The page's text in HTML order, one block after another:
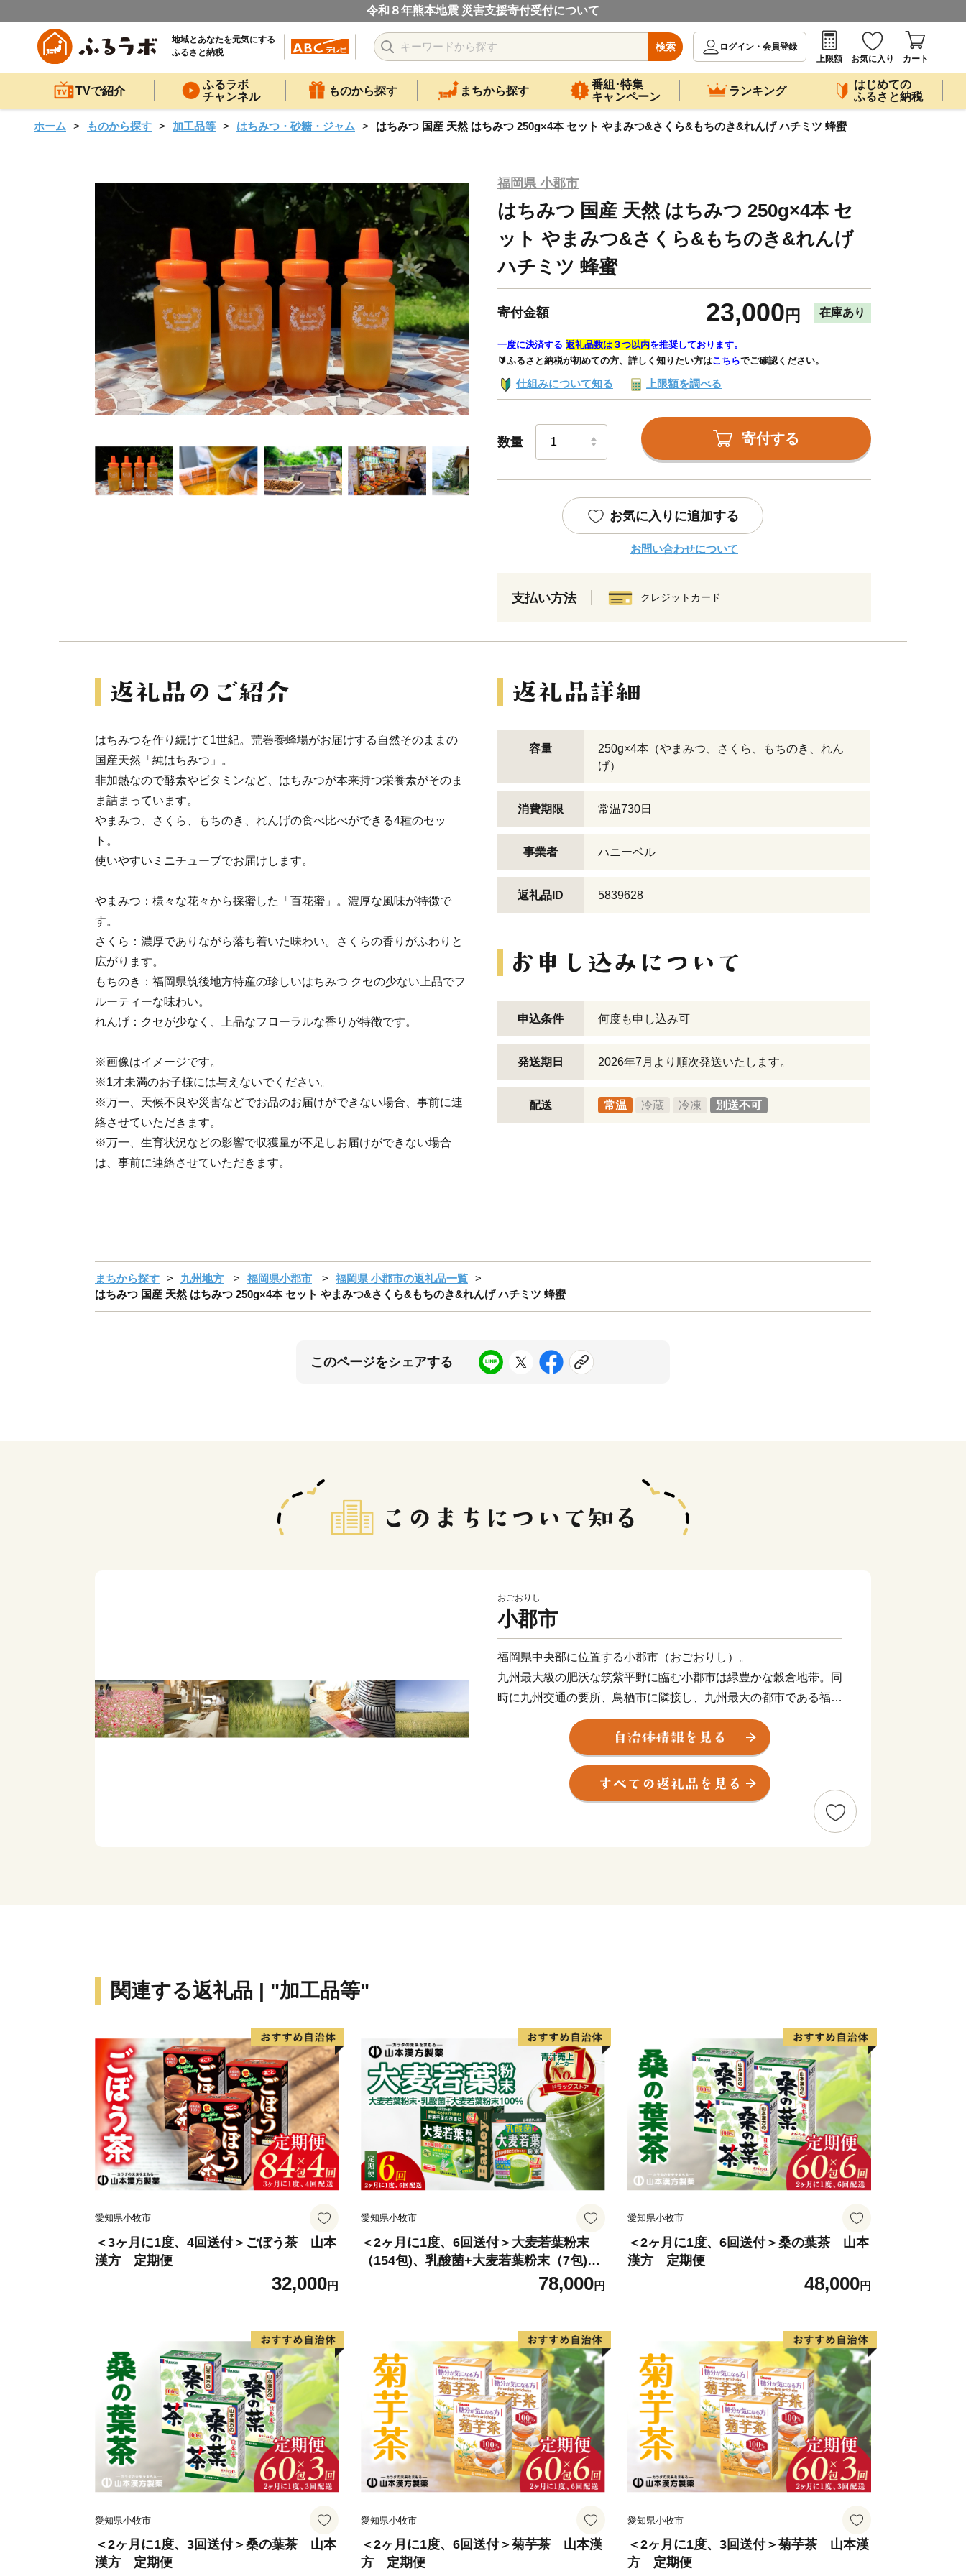
令和８年熊本地震 災害支援寄付受付について
地域とあなたを元気にする
ふるさと納税
検索
ログイン・会員登録
上限額
お気に入り カート
TVで紹介
ふるラボ
チャンネル
ものから探す まちから探す
番組･特集
キャンペーン
ランキング
はじめての
ふるさと納税
ホーム ものから探す 加工品等 はちみつ・砂糖・ジャム はちみつ 国産 天然 はちみつ 250g×4本 セット やまみつ&さくら&もちのき&れんげ ハチミツ 蜂蜜
福岡県 小郡市
はちみつ 国産 天然 はちみつ 250g×4本 セ
ット やまみつ&さくら&もちのき&れんげ
ハチミツ 蜂蜜
寄付金額 23,000 円 在庫あり
一度に決済する 返礼品数は３つ以内を推奨しております。
🔰ふるさと納税が初めての方、詳しく知りたい方はこちらでご確認ください。
仕組みについて知る 上限額を調べる
数量 寄付する
お気に入りに追加する
お問い合わせについて
支払い方法 クレジットカード
はちみつを作り続けて1世紀。荒巻養蜂場がお届けする自然そのままの
国産天然「純はちみつ」。
非加熱なので酵素やビタミンなど、はちみつが本来持つ栄養素がそのま
ま詰まっています。
やまみつ、さくら、もちのき、れんげの食べ比べができる4種のセッ
ト。
使いやすいミニチューブでお届けします。
やまみつ：様々な花々から採蜜した「百花蜜」。濃厚な風味が特徴で
す。
さくら：濃厚でありながら落ち着いた味わい。さくらの香りがふわりと
広がります。
もちのき：福岡県筑後地方特産の珍しいはちみつ クセの少ない上品でフ
ルーティーな味わい。
れんげ：クセが少なく、上品なフローラルな香りが特徴です。
※画像はイメージです。
※1才未満のお子様には与えないでください。
※万一、天候不良や災害などでお品のお届けができない場合、事前に連
絡させていただきます。
※万一、生育状況などの影響で収獲量が不足しお届けができない場合
は、事前に連絡させていただきます。
容量
250g×4本（やまみつ、さくら、もちのき、れん
げ）
消費期限 常温730日
事業者 ハニーベル
返礼品ID 5839628
申込条件 何度も申し込み可
発送期日 2026年7月より順次発送いたします。
配送 常温 冷蔵 冷凍 別送不可
まちから探す 九州地方 福岡県小郡市
福岡県 小郡市の返礼品一覧
はちみつ 国産 天然 はちみつ 250g×4本 セット やまみつ&さくら&もちのき&れんげ ハチミツ 蜂蜜
このページをシェアする
おごおりし
小郡市
福岡県中央部に位置する小郡市（おごおりし）。
九州最大級の肥沃な筑紫平野に臨む小郡市は緑豊かな穀倉地帯。同
時に九州交通の要所、鳥栖市に隣接し、九州最大の都市である福岡
市まで約30分という交通利便性からベッドタウンとしても発展し
小郡夏の風物詩で約8,000発もの花火が夜空を彩る夢HANABI。
10,000体以上ものカエルの置物が飾られ、「かえる寺」の愛称で
親しまれる如意輪寺。毎年多くの花見客が訪れる大中臣神社の将軍
関連する返礼品 | "加工品等"
愛知県小牧市
＜3ヶ月に1度、4回送付＞ごぼう茶 山本
漢方 定期便
32,000円
愛知県小牧市
＜2ヶ月に1度、6回送付＞大麦若葉粉末
（154包)、乳酸菌+大麦若葉粉末（7包)
78,000円
愛知県小牧市
＜2ヶ月に1度、6回送付＞桑の葉茶 山本
漢方 定期便
48,000円
愛知県小牧市
＜2ヶ月に1度、3回送付＞桑の葉茶 山本
漢方 定期便
愛知県小牧市
＜2ヶ月に1度、6回送付＞菊芋茶 山本漢
方 定期便
愛知県小牧市
＜2ヶ月に1度、3回送付＞菊芋茶 山本漢
方 定期便